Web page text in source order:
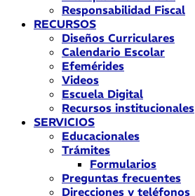
Responsabilidad Fiscal
RECURSOS
Diseños Curriculares
Calendario Escolar
Efemérides
Videos
Escuela Digital
Recursos institucionales
SERVICIOS
Educacionales
Trámites
Formularios
Preguntas frecuentes
Direcciones y teléfonos